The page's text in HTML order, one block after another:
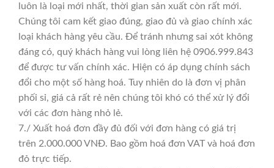
luôn là loại mới nhất, thời gian sản xuất còn rất mới.
Chúng tôi cam kết giao đúng, giao đủ và giao chính xác
loại khách hàng yêu cầu. Để tránh nhưng sai xót không
đáng có, quý khách hàng vui lòng liên hệ 0906.999.843
để được tư vấn chính xác. Hiện có áp dụng chính sách
đổi cho một số hàng hoá. Tuy nhiên do là đơn vị phân
phối sỉ, giá cả rất rẻ nên chúng tôi khó có thể xử lý đổi
với các đơn hàng nhỏ lẻ.
7./ Xuất hoá đơn đầy đủ đối với đơn hàng có giá trị
trên 2.000.000 VNĐ. Bao gồm hoá đơn VAT và hoá đơn
đỏ trực tiếp.